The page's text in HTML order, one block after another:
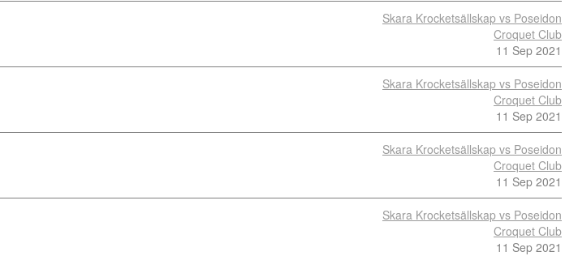
Skara Krocketsällskap vs Poseidon
Croquet Club
11 Sep 2021
Skara Krocketsällskap vs Poseidon
Croquet Club
11 Sep 2021
Skara Krocketsällskap vs Poseidon
Croquet Club
11 Sep 2021
Skara Krocketsällskap vs Poseidon
Croquet Club
11 Sep 2021